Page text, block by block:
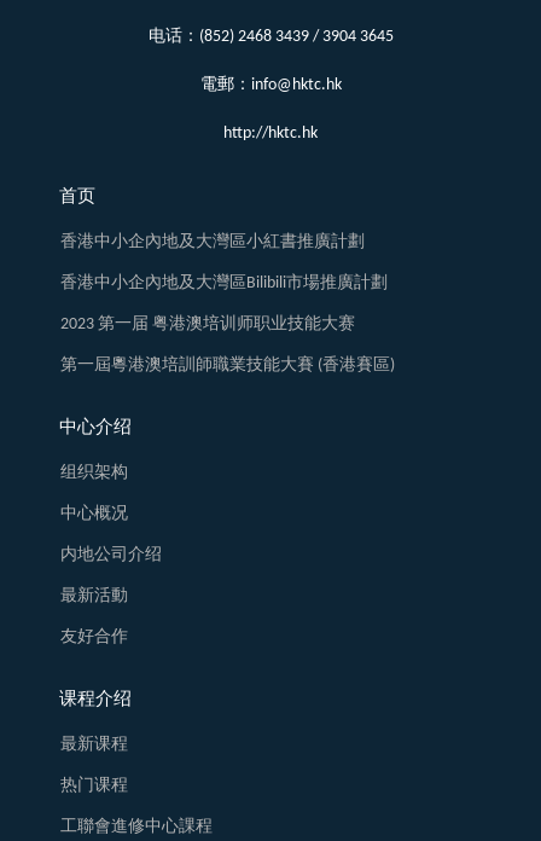
电话：(852) 2468 3439 / 3904 3645
電郵：info@hktc.hk
http://hktc.hk
首页
香港中小企內地及大灣區小紅書推廣計劃
香港中小企內地及大灣區Bilibili市場推廣計劃
2023 第一届 粤港澳培训师职业技能大赛
第一屆粵港澳培訓師職業技能大賽 (香港賽區)
中心介绍
组织架构
中心概况
内地公司介绍
最新活動
友好合作
课程介绍
最新课程
热门课程
工聯會進修中心課程